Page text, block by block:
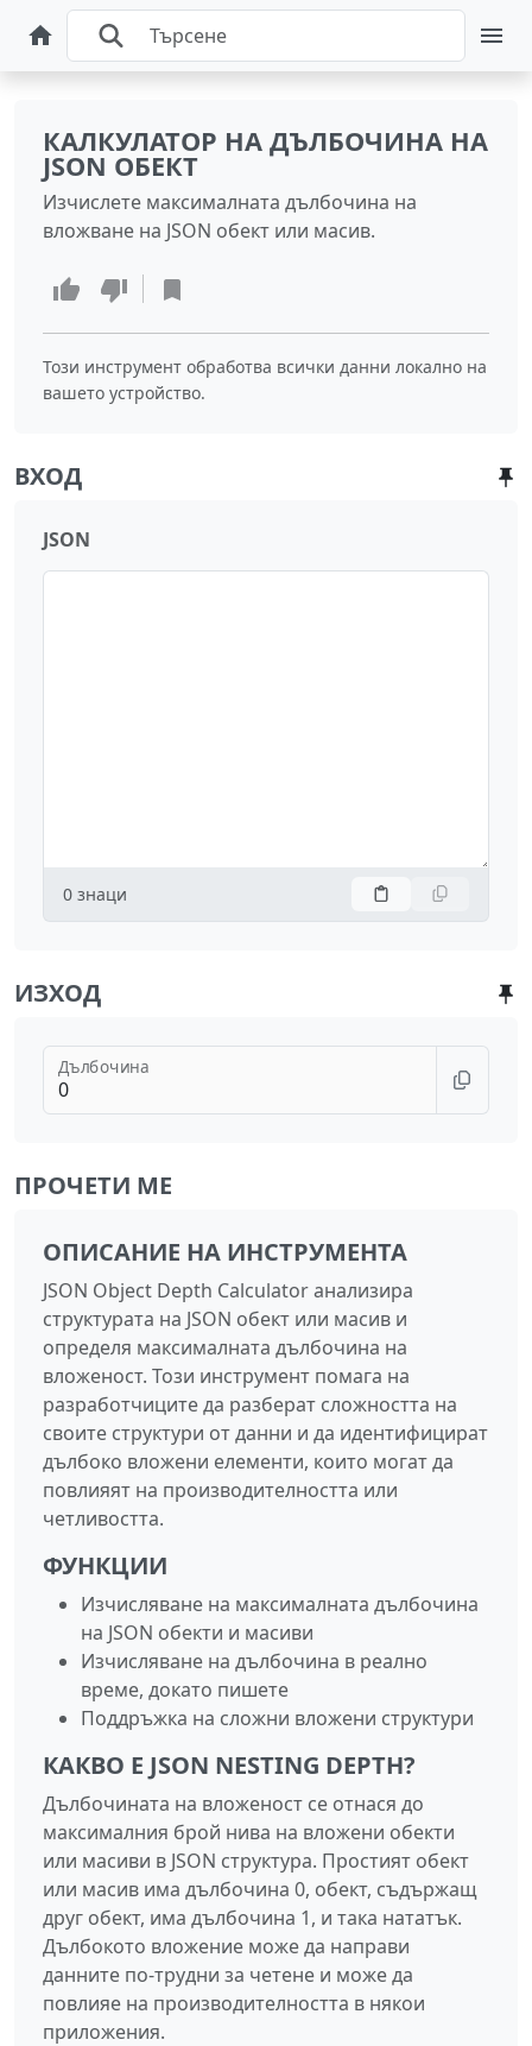
КАЛКУЛАТОР НА ДЪЛБОЧИНА НА
JSON ОБЕКТ
Изчислете максималната дълбочина на
вложване на JSON обект или масив.
Този инструмент обработва всички данни локално на
вашето устройство.
ВХОД
JSON
0 знаци
ИЗХОД
Дълбочина
ПРОЧЕТИ МЕ
ОПИСАНИЕ НА ИНСТРУМЕНТА
JSON Object Depth Calculator анализира
структурата на JSON обект или масив и
определя максималната дълбочина на
вложеност. Този инструмент помага на
разработчиците да разберат сложността на
своите структури от данни и да идентифицират
дълбоко вложени елементи, които могат да
повлияят на производителността или
четливостта.
ФУНКЦИИ
Изчисляване на максималната дълбочина
на JSON обекти и масиви
Изчисляване на дълбочина в реално
време, докато пишете
Поддръжка на сложни вложени структури
КАКВО Е JSON NESTING DEPTH?
Дълбочината на вложеност се отнася до
максималния брой нива на вложени обекти
или масиви в JSON структура. Простият обект
или масив има дълбочина 0, обект, съдържащ
друг обект, има дълбочина 1, и така нататък.
Дълбокото вложение може да направи
данните по-трудни за четене и може да
повлияе на производителността в някои
приложения.